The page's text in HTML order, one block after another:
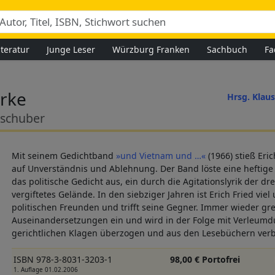
Junge Leser Würzburg Franken Sachbuch
Hrsg.
Mit seinem Gedichtband »und Vietnam und …« (1966) stieß
auf Unverständnis und Ablehnung. Der Band löste eine
das politische Gedicht aus, ein durch die Agitationslyrik der
vergiftetes Gelände. In den siebziger Jahren ist Erich Fried
politischen Freunden und trifft seine Gegner. Immer wieder
Auseinandersetzungen ein und wird in der Folge mit
gerichtlichen Klagen überzogen und aus den Lesebüchern
ISBN 978-3-8031-3203-1
1. Auflage 01.02.2006
98,00 € Portofrei